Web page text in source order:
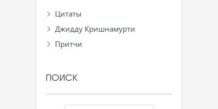
Цитаты
Джидду Кришнамурти
Притчи
ПОИСК